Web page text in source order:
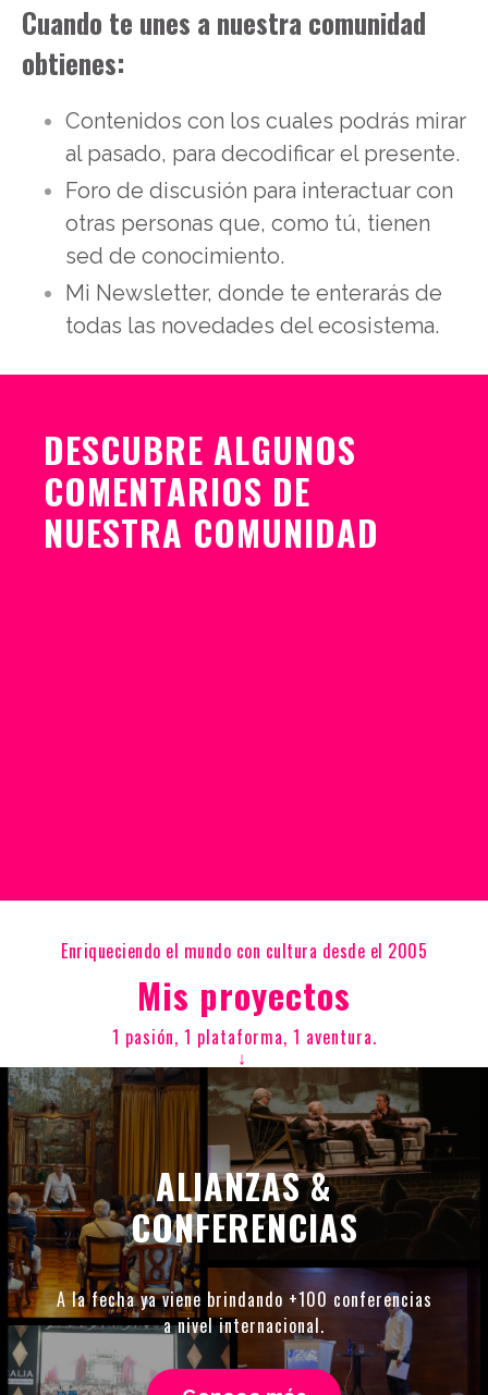
Cuando te unes a nuestra comunidad
obtienes:
Contenidos con los cuales podrás mirar
al pasado, para decodificar el presente.
Foro de discusión para interactuar con
otras personas que, como tú, tienen
sed de conocimiento.
Mi Newsletter, donde te enterarás de
todas las novedades del ecosistema.
DESCUBRE ALGUNOS
COMENTARIOS DE
NUESTRA COMUNIDAD
Enriqueciendo el mundo con cultura desde el 2005
Mis proyectos
1 pasión, 1 plataforma, 1 aventura.
↓
ALIANZAS &
CONFERENCIAS
A la fecha ya viene brindando +100 conferencias
a nivel internacional.